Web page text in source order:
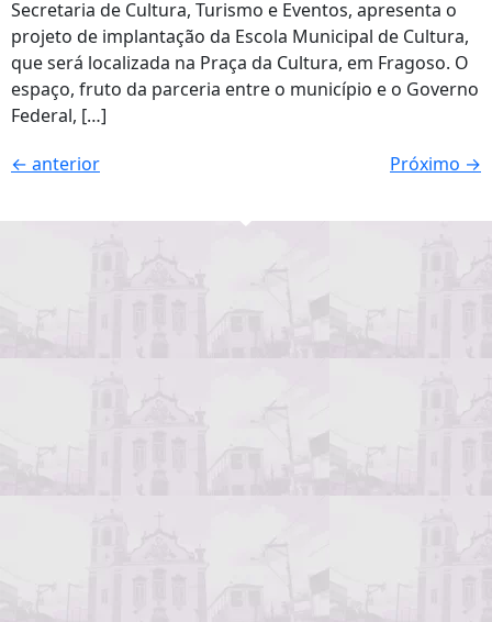
Secretaria de Cultura, Turismo e Eventos, apresenta o
projeto de implantação da Escola Municipal de Cultura,
que será localizada na Praça da Cultura, em Fragoso. O
espaço, fruto da parceria entre o município e o Governo
Federal, […]
← anterior Próximo →